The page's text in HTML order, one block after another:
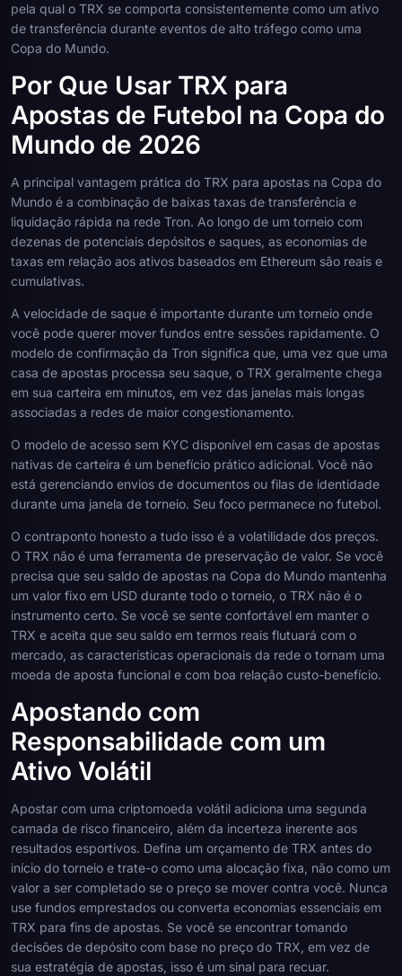
pela qual o TRX se comporta consistentemente como um ativo
de transferência durante eventos de alto tráfego como uma
Copa do Mundo.
Por Que Usar TRX para
Apostas de Futebol na Copa do
Mundo de 2026
A principal vantagem prática do TRX para apostas na Copa do
Mundo é a combinação de baixas taxas de transferência e
liquidação rápida na rede Tron. Ao longo de um torneio com
dezenas de potenciais depósitos e saques, as economias de
taxas em relação aos ativos baseados em Ethereum são reais e
cumulativas.
A velocidade de saque é importante durante um torneio onde
você pode querer mover fundos entre sessões rapidamente. O
modelo de confirmação da Tron significa que, uma vez que uma
casa de apostas processa seu saque, o TRX geralmente chega
em sua carteira em minutos, em vez das janelas mais longas
associadas a redes de maior congestionamento.
O modelo de acesso sem KYC disponível em casas de apostas
nativas de carteira é um benefício prático adicional. Você não
está gerenciando envios de documentos ou filas de identidade
durante uma janela de torneio. Seu foco permanece no futebol.
O contraponto honesto a tudo isso é a volatilidade dos preços.
O TRX não é uma ferramenta de preservação de valor. Se você
precisa que seu saldo de apostas na Copa do Mundo mantenha
um valor fixo em USD durante todo o torneio, o TRX não é o
instrumento certo. Se você se sente confortável em manter o
TRX e aceita que seu saldo em termos reais flutuará com o
mercado, as características operacionais da rede o tornam uma
moeda de aposta funcional e com boa relação custo-benefício.
Apostando com
Responsabilidade com um
Ativo Volátil
Apostar com uma criptomoeda volátil adiciona uma segunda
camada de risco financeiro, além da incerteza inerente aos
resultados esportivos. Defina um orçamento de TRX antes do
início do torneio e trate-o como uma alocação fixa, não como um
valor a ser completado se o preço se mover contra você. Nunca
use fundos emprestados ou converta economias essenciais em
TRX para fins de apostas. Se você se encontrar tomando
decisões de depósito com base no preço do TRX, em vez de
sua estratégia de apostas, isso é um sinal para recuar.